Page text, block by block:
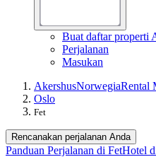
Buat daftar properti
Perjalanan
Masukan
AkershusNorwegiaRental
Oslo
Fet
Rencanakan perjalanan Anda
Panduan Perjalanan di FetHotel